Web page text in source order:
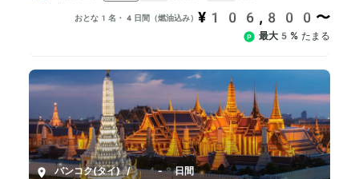
おとな1名・4日間（燃油込み） ¥106,800〜
最大5% たまる
バンコク(タイ) / 4-8日間